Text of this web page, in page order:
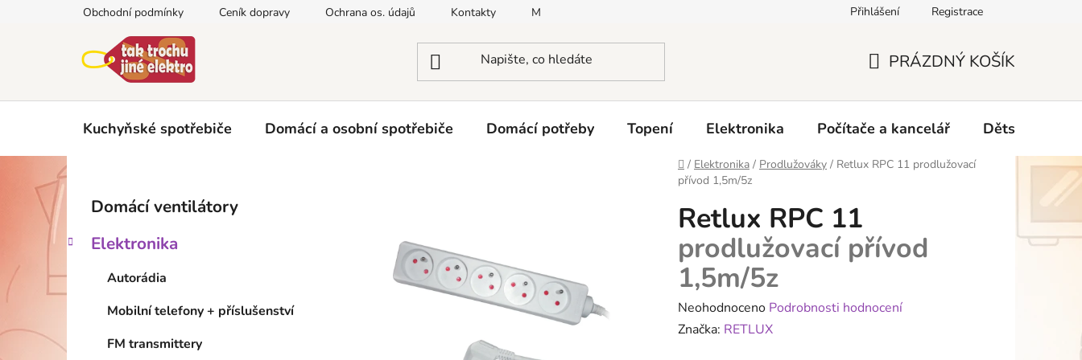
Obchodní podmínky Ceník dopravy Ochrana os. údajů Kontakty Moje objednávka Přihlášení Registrace
KOŠÍK
PRÁZDNÝ KOŠÍK
Kuchyňské spotřebiče Domácí a osobní spotřebiče Domácí potřeby Topení Elektronika Počítače a kancelář Dětské zboží
Domů
/ Elektronika / Prodlužováky / Retlux RPC 11 prodlužovací
přívod 1,5m/5z
s
r
a
n
Přeskočit
kategorie
e
o
r
Domácí ventilátory
Elektronika
Autorádia
Mobilní telefony + příslušenství
FM transmittery
Retlux RPC 11
prodlužovací přívod
1,5m/5z
Průměrné
hodnocení
Neohodnoceno Podrobnosti hodnocení
Značka: RETLUX